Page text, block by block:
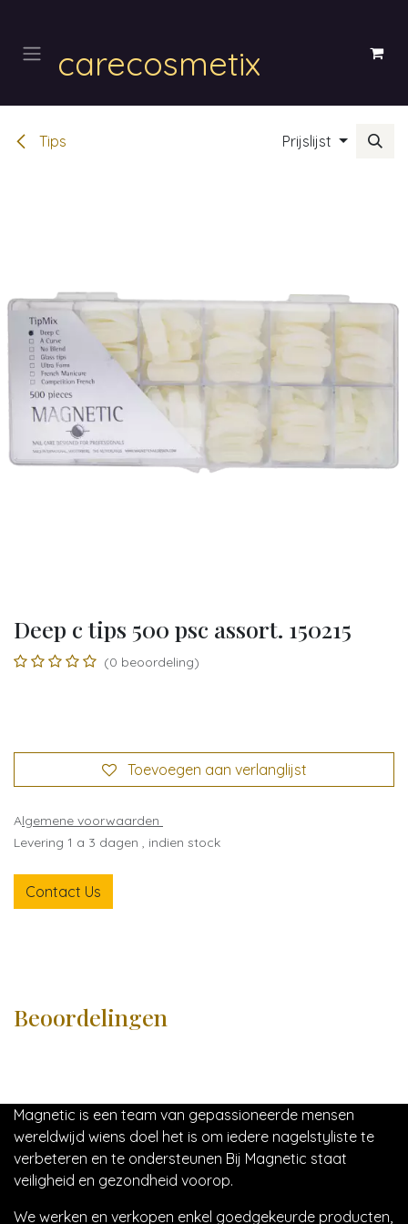
carecosmetix
Tips Prijslijst
Deep c tips 500 psc assort. 150215
(0 beoordeling)
Toevoegen aan verlanglijst
Algemene voorwaarden
Levering 1 a 3 dagen , indien stock
Contact Us
Beoordelingen
Magnetic is een team van gepassioneerde mensen
wereldwijd wiens doel het is om iedere nagelstyliste te
verbeteren en te ondersteunen Bij Magnetic staat
veiligheid en gezondheid voorop.
We werken en verkopen enkel goedgekeurde producten,